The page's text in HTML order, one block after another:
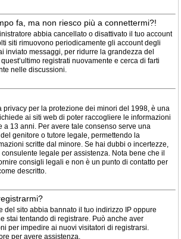
fa, ma non riesco più a connettermi?!
abbia cancellato o disattivato il tuo account
siti rimuovono periodicamente gli account degli
inviato messaggi, per ridurre la grandezza del
registrati nuovamente e cerca di farti
nelle discussioni.
privacy per la protezione dei minori del 1998, è una
ai siti web di poter raccogliere le informazioni
a 13 anni. Per avere tale consenso serve una
genitore o tutore legale, permettendo la
scritte dal minore. Se hai dubbi o incertezze,
legale per assistenza. Nota bene che il
consigli legali e non è un punto di contatto per
descritto.
del sito abbia bannato il tuo indirizzo IP oppure
stai tentando di registrare. Può anche aver
per impedire ai nuovi visitatori di registrarsi.
per avere assistenza.